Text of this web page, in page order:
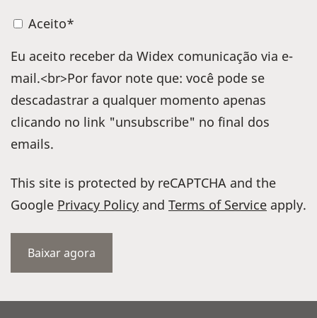
Aceito*
Eu aceito receber da Widex comunicação via e-
mail.<br>Por favor note que: você pode se
descadastrar a qualquer momento apenas
clicando no link "unsubscribe" no final dos
emails.
This site is protected by reCAPTCHA and the
Google Privacy Policy and Terms of Service apply.